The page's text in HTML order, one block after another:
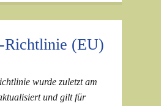
Richtlinie (EU)
wurde zuletzt am
und gilt für